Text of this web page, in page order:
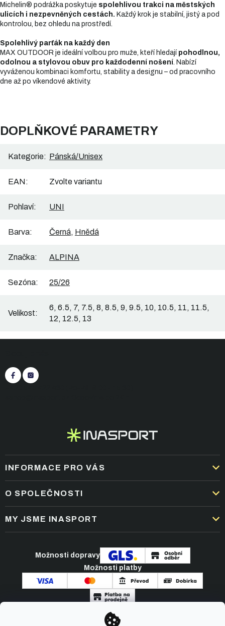
Michelin® podrážka poskytuje spolehlivou trakci na městských
ulicích i nezpevněných cestách. Každý krok je stabilní, jistý a pod
kontrolou, bez ohledu na prostředí.
Spolehlivý parťák na každý den
MAX OUTDOOR je ideální volbou pro muže, kteří hledají pohodlnou,
odolnou a stylovou obuv pro každodenní nošení . Nabízí
vyváženou kombinaci komfortu, stability a designu – od pracovního
dne až po víkendové aktivity.
DOPLŇKOVÉ PARAMETRY
Kategorie: Pánská/Unisex
EAN: Zvolte variantu
Pohlaví: UNI
Barva: Černá, Hnědá
Značka: ALPINA
Sezóna: 25/26
Velikost:
6, 6.5, 7, 7.5, 8, 8.5, 9, 9.5, 10, 10.5, 11, 11.5,
12, 12.5, 13
a
INFORMACE PRO VÁS
DOPRAVA A PLATBA
OBCHODNÍ PODMÍNKY
REKLAMACE A VRÁCENÍ ZBOŽÍ
PODMÍNKY AKCÍ
O SPOLEČNOSTI
KARIÉRA
NEJČASTĚJŠÍ OTÁZKY
MY JSME INASPORT
ČLÁNKY A NOVINKY
KONTAKT
Možnosti dopravy
Možnosti platby